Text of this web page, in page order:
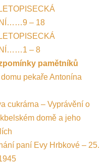
– 18
– 8
pamětníků
pekaře Antonína
cukrárna – Vyprávění o
domě a jeho
paní Evy Hrbkové – 25.